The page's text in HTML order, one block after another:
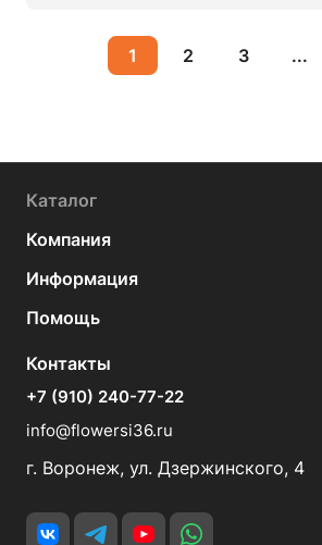
1 2 3 ...
Каталог
Компания
Информация
Помощь
Контакты
+7 (910) 240-77-22
info@flowersi36.ru
г. Воронеж, ул. Дзержинского, 4